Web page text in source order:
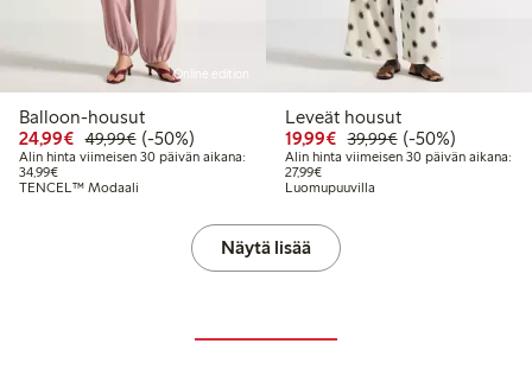
Online edition
Balloon-housut
24,99€ Alennettu hinta: 24,99 €
49,99€Normaalihinta: 49,99 €
50% alennus
(-50%)
Alin hinta viimeisen 30 päivän aikana:
34,99€Alin hinta viimeisen 30 päivän aikana: 34,99 €
TENCEL™ Modaali
Leveät housut
19,99€ Alennettu hinta: 19,99
39,99€Normaalihinta:
50% alennus
(-50%)
Alin hinta viimeisen 30 päivän aikana:
27,99€Alin hinta viimeisen 30 päivän
Luomupuuvilla
Näytä lisää